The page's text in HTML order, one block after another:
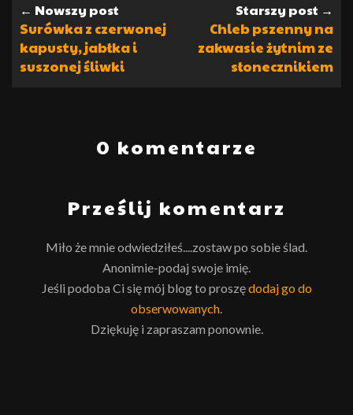
← Nowszy post
Surówka z czerwonej
kapusty, jabłka i
suszonej śliwki
Starszy post →
Chleb pszenny na
zakwasie żytnim ze
słonecznikiem
0 komentarze
Prześlij komentarz
Miło że mnie odwiedziłeś....zostaw po sobie ślad.
Anonimie-podaj swoje imię.
Jeśli podoba Ci się mój blog to proszędodaj go do
obserwowanych.
Dziękuję i zapraszam ponownie.